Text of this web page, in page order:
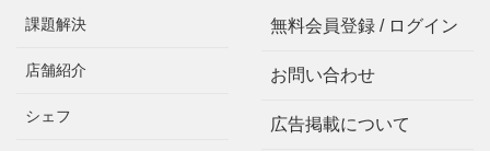
課題解決
店舗紹介
シェフ
無料会員登録 / ログイン
お問い合わせ
広告掲載について